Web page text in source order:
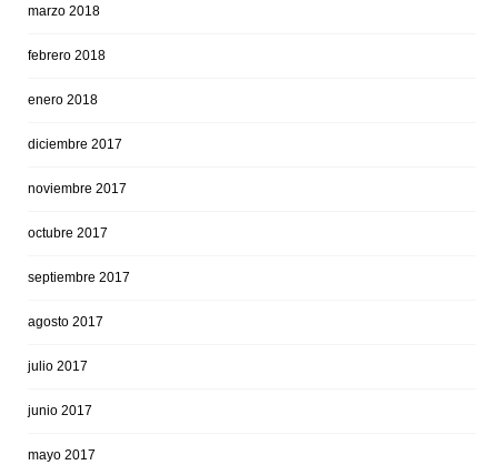
marzo 2018
febrero 2018
enero 2018
diciembre 2017
noviembre 2017
octubre 2017
septiembre 2017
agosto 2017
julio 2017
junio 2017
mayo 2017